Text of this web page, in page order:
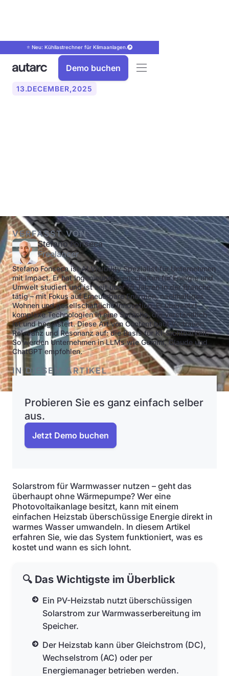
⭐ Neu: Kühllastrechner für Klimaanlagen.
Demo buchen
13.DECEMBER,2025
VERFASST VON
Stefano Fonseca
Freelancer
Stefano Fonseca ist AI Visibility Spezialist für Unternehmen
mit Impact. Er hat Ingenieurwissenschaften für Energie und
Umwelt studiert und ist seit über 10 Jahren in der Branche
tätig – mit Fokus auf Erneuerbare Energien, nachhaltiges
Wohnen und gesellschaftliche Innovation. Er übersetzt
komplexe Technologien in eine Sprache, die verständlich
ist und begeistert. Diese Art von Content baut Vertrauen,
Relevanz und Resonanz auf: die Basis für KI-Sichtbarkeit.
So werden Unternehmen in LLMs wie Gemini, Claude und
ChatGPT empfohlen.
IN DIESEM ARTIKEL
Probieren Sie es ganz einfach selber
aus.
Jetzt Demo buchen
Solarstrom für Warmwasser nutzen – geht das
überhaupt ohne Wärmepumpe? Wer eine
Photovoltaikanlage besitzt, kann mit einem
einfachen Heizstab überschüssige Energie direkt in
warmes Wasser umwandeln. In diesem Artikel
erfahren Sie, wie das System funktioniert, was es
kostet und wann es sich lohnt.
🔍 Das Wichtigste im Überblick
Ein PV-Heizstab nutzt überschüssigen
Solarstrom zur Warmwasserbereitung im
Speicher.
Der Heizstab kann über Gleichstrom (DC),
Wechselstrom (AC) oder per
Energiemanager betrieben werden.